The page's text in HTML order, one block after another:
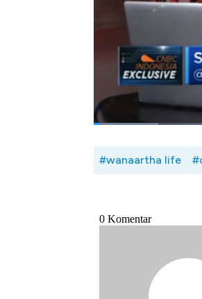
Pengawas Industri
Keuangan (OJK),
09/12/2022)
Bagikan:
#wanaartha life